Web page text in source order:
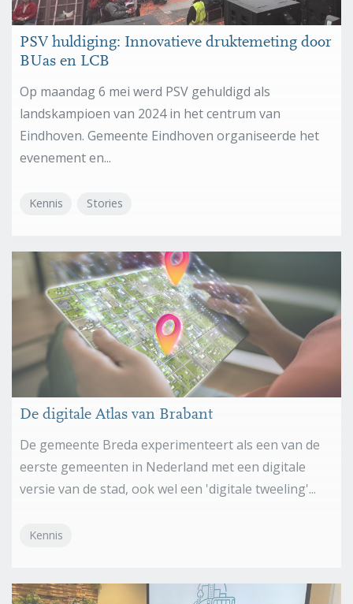
PSV huldiging: Innovatieve druktemeting door
BUas en LCB
Op maandag 6 mei werd PSV gehuldigd als
landskampioen van 2024 in het centrum van
Eindhoven. Gemeente Eindhoven organiseerde het
evenement en...
Kennis Stories
De digitale Atlas van Brabant
De gemeente Breda experimenteert als een van de
eerste gemeenten in Nederland met een digitale
versie van de stad, ook wel een 'digitale tweeling'...
Kennis